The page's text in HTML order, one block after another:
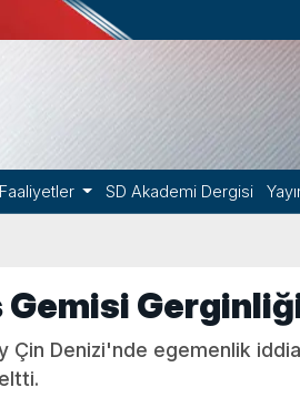
Faaliyetler SD Akademi Dergisi
Gemisi
Çin Denizi'nde egemenlik